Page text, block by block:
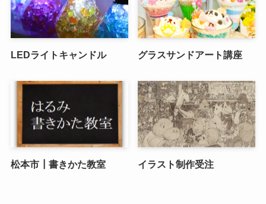
LEDライトキャンドル グラスサンドアート講座
松本市┃書きかた教室 イラスト制作受注